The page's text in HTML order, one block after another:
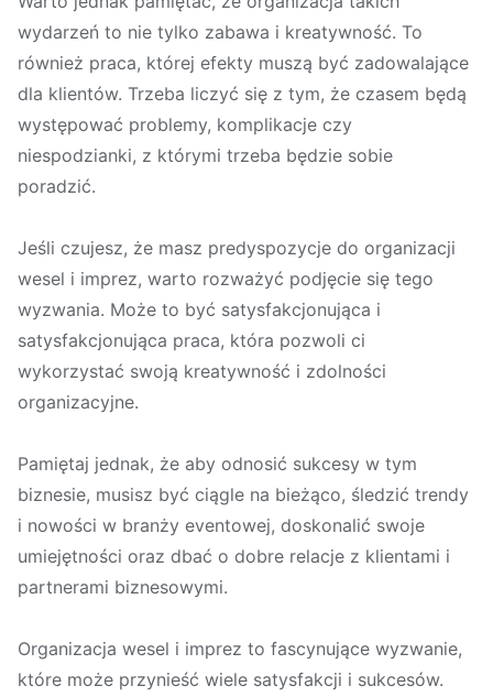
wydarzeń to nie tylko zabawa i kreatywność. To
również praca, której efekty muszą być zadowalające
dla klientów. Trzeba liczyć się z tym, że czasem będą
występować problemy, komplikacje czy
niespodzianki, z którymi trzeba będzie sobie
poradzić.
Jeśli czujesz, że masz predyspozycje do organizacji
wesel i imprez, warto rozważyć podjęcie się tego
wyzwania. Może to być satysfakcjonująca i
satysfakcjonująca praca, która pozwoli ci
wykorzystać swoją kreatywność i zdolności
organizacyjne.
Pamiętaj jednak, że aby odnosić sukcesy w tym
biznesie, musisz być ciągle na bieżąco, śledzić trendy
i nowości w branży eventowej, doskonalić swoje
umiejętności oraz dbać o dobre relacje z klientami i
partnerami biznesowymi.
Organizacja wesel i imprez to fascynujące wyzwanie,
które może przynieść wiele satysfakcji i sukcesów.